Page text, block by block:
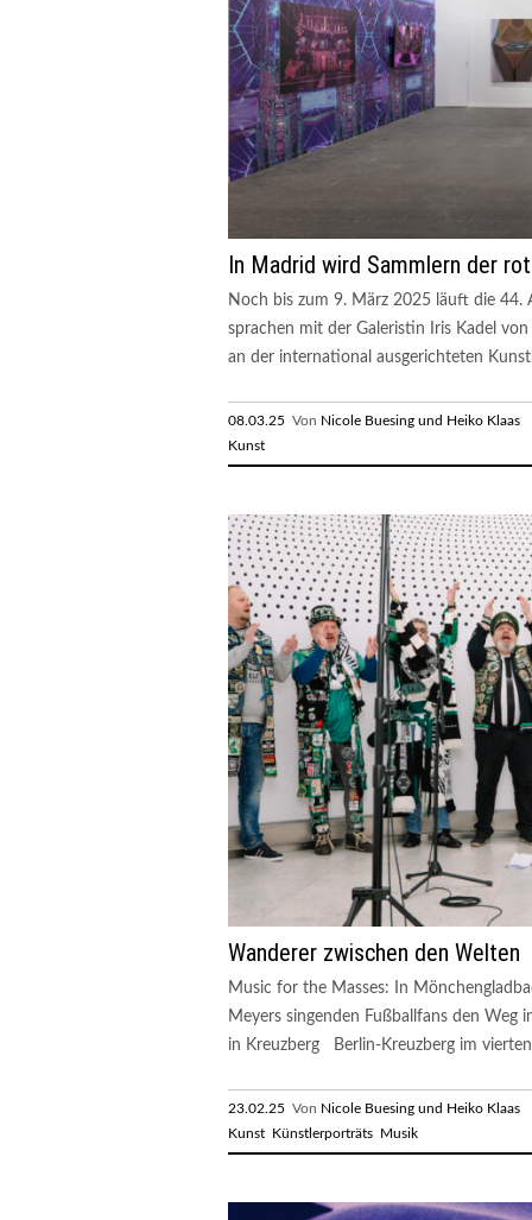
In Madrid wird Sammlern der
Noch bis zum 9. März 2025 läuft die 44.
sprachen mit der Galeristin Iris Kadel
an der international ausgerichteten
08.03.25 Von Nicole Buesing und Heiko Klaas
Kunst
Wanderer zwischen den Welten
Music for the Masses: In
Meyers singenden Fußballfans den Weg
in Kreuzberg Berlin-Kreuzberg im
23.02.25 Von Nicole Buesing und Heiko Klaas
Kunst Künstlerporträts Musik